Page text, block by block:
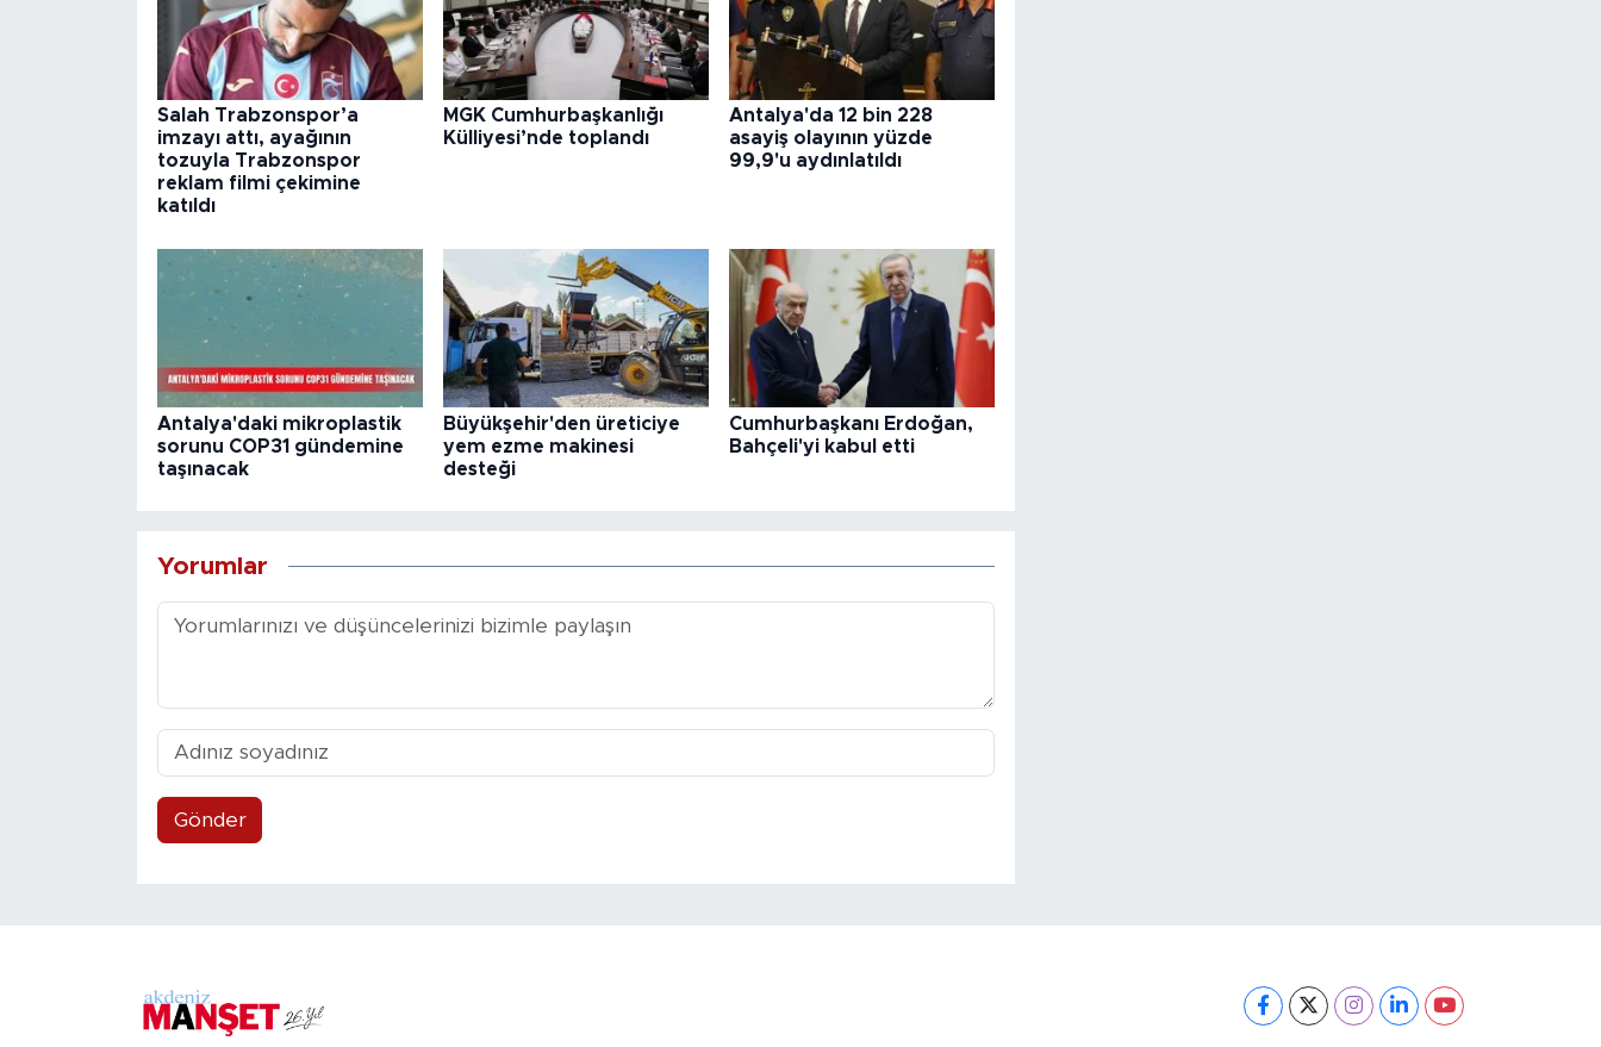
Salah Trabzonspor’a
imzayı attı, ayağının
tozuyla Trabzonspor
reklam filmi çekimine
katıldı
MGK Cumhurbaşkanlığı
Külliyesi’nde toplandı
Antalya'da 12 bin 228
asayiş olayının yüzde
99,9'u aydınlatıldı
Antalya'daki mikroplastik
sorunu COP31 gündemine
taşınacak
Büyükşehir'den üreticiye
yem ezme makinesi
desteği
Cumhurbaşkanı Erdoğan,
Bahçeli'yi kabul etti
Yorumlar
Gönder